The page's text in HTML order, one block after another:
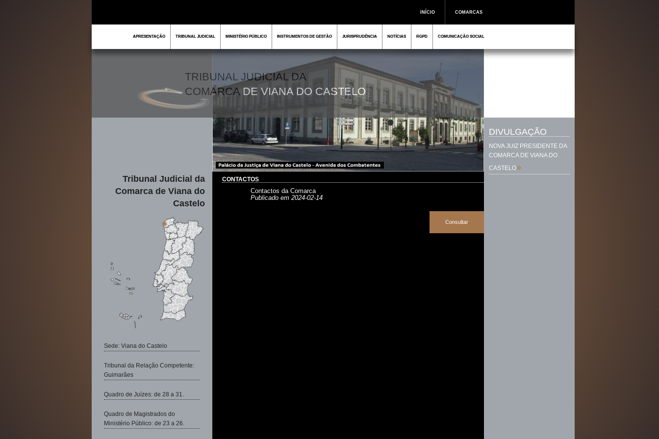
INÍCIO COMARCAS
APRESENTAÇÃO TRIBUNAL JUDICIAL MINISTÉRIO PÚBLICO INSTRUMENTOS DE GESTÃO JURISPRUDÊNCIA NOTÍCIAS RGPD COMUNICAÇÃO SOCIAL
TRIBUNAL JUDICIAL DA
COMARCADE VIANA DO CASTELO
Tribunal Judicial da
Comarca de Viana do
Castelo
Sede: Viana do Castelo
Tribunal da Relação Competente:
Guimarães
Quadro de Juízes: de 28 a 31.
Quadro de Magistrados do
Ministério Público: de 23 a 26.
CONTACTOS
Contactos da Comarca
Publicado em 2024-02-14
Consultar
DIVULGAÇÃO
NOVA JUIZ PRESIDENTE DA
COMARCA DE VIANA DO
CASTELO»